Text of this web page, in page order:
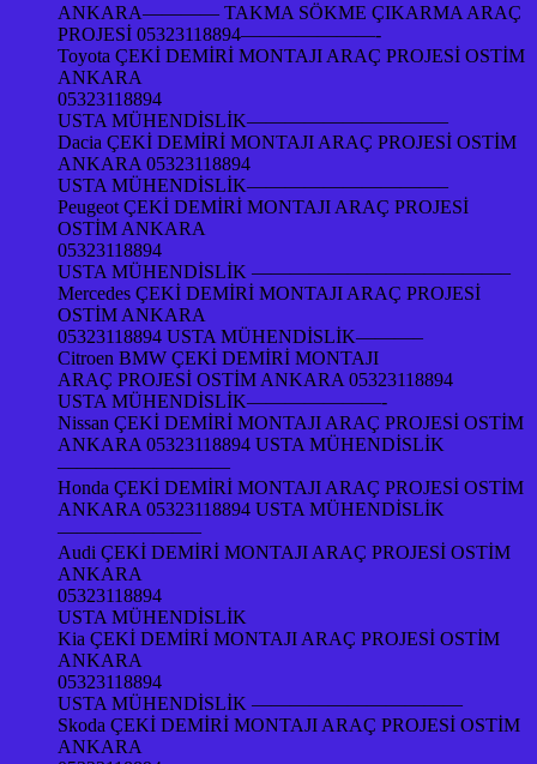
ANKARA———— TAKMA SÖKME ÇIKARMA ARAÇ
PROJESİ 05323118894———————-
Toyota ÇEKİ DEMİRİ MONTAJI ARAÇ PROJESİ OSTİM
ANKARA
05323118894
USTA MÜHENDİSLİK——————————–
Dacia ÇEKİ DEMİRİ MONTAJI ARAÇ PROJESİ OSTİM
ANKARA 05323118894
USTA MÜHENDİSLİK——————————–
Peugeot ÇEKİ DEMİRİ MONTAJI ARAÇ PROJESİ
OSTİM ANKARA
05323118894
USTA MÜHENDİSLİK —————————————–
Mercedes ÇEKİ DEMİRİ MONTAJI ARAÇ PROJESİ
OSTİM ANKARA
05323118894 USTA MÜHENDİSLİK———–
Citroen BMW ÇEKİ DEMİRİ MONTAJI
ARAÇ PROJESİ OSTİM ANKARA 05323118894
USTA MÜHENDİSLİK———————-
Nissan ÇEKİ DEMİRİ MONTAJI ARAÇ PROJESİ OSTİM
ANKARA 05323118894 USTA MÜHENDİSLİK
—————————
Honda ÇEKİ DEMİRİ MONTAJI ARAÇ PROJESİ OSTİM
ANKARA 05323118894 USTA MÜHENDİSLİK
———————–
Audi ÇEKİ DEMİRİ MONTAJI ARAÇ PROJESİ OSTİM
ANKARA
05323118894
USTA MÜHENDİSLİK
Kia ÇEKİ DEMİRİ MONTAJI ARAÇ PROJESİ OSTİM
ANKARA
05323118894
USTA MÜHENDİSLİK ———————————
Skoda ÇEKİ DEMİRİ MONTAJI ARAÇ PROJESİ OSTİM
ANKARA